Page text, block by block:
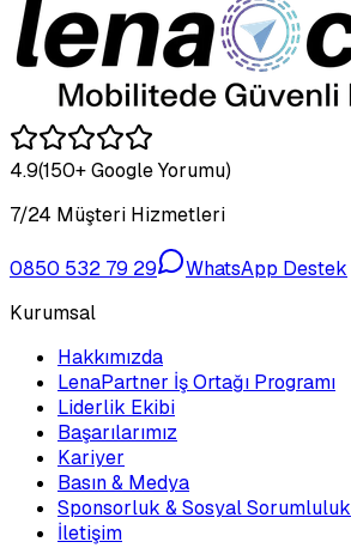
4.9(150+ Google Yorumu)
7/24 Müşteri Hizmetleri
0850 532 79 29
WhatsApp Destek
Kurumsal
Hakkımızda
LenaPartner İş Ortağı Programı
Liderlik Ekibi
Başarılarımız
Kariyer
Basın & Medya
Sponsorluk & Sosyal Sorumluluk
İletişim